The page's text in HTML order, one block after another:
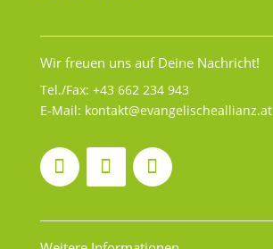
Wir freuen uns auf Deine Nachricht!
Tel./Fax: +43 662 234 943
E-Mail: kontakt@evangelischeallianz.at